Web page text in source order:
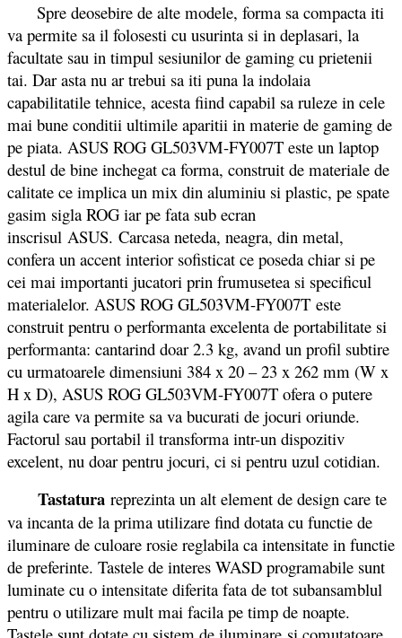
Spre deosebire de alte modele, forma sa compacta iti
va permite sa il folosesti cu usurinta si in deplasari, la
facultate sau in timpul sesiunilor de gaming cu prietenii
tai. Dar asta nu ar trebui sa iti puna la indolaia
capabilitatile tehnice, acesta fiind capabil sa ruleze in cele
mai bune conditii ultimile aparitii in materie de gaming de
pe piata. ASUS ROG GL503VM-FY007T este un laptop
destul de bine inchegat ca forma, construit de materiale de
calitate ce implica un mix din aluminiu si plastic, pe spate
gasim sigla ROG iar pe fata sub ecran
inscrisul ASUS. Carcasa neteda, neagra, din metal,
confera un accent interior sofisticat ce poseda chiar si pe
cei mai importanti jucatori prin frumusetea si specificul
materialelor. ASUS ROG GL503VM-FY007T este
construit pentru o performanta excelenta de portabilitate si
performanta: cantarind doar 2.3 kg, avand un profil subtire
cu urmatoarele dimensiuni 384 x 20 – 23 x 262 mm (W x
H x D), ASUS ROG GL503VM-FY007T ofera o putere
agila care va permite sa va bucurati de jocuri oriunde.
Factorul sau portabil il transforma intr-un dispozitiv
excelent, nu doar pentru jocuri, ci si pentru uzul cotidian.
Tastatura reprezinta un alt element de design care te
va incanta de la prima utilizare find dotata cu functie de
iluminare de culoare rosie reglabila ca intensitate in functie
de preferinte. Tastele de interes WASD programabile sunt
luminate cu o intensitate diferita fata de tot subansamblul
pentru o utilizare mult mai facila pe timp de noapte.